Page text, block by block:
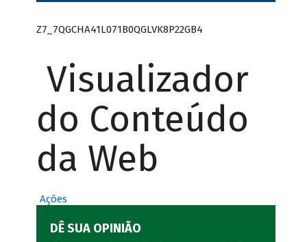
Z7_7QGCHA41L071B0QGLVK8P22GB4
Visualizador
do Conteúdo
da Web
Ações
DÊ SUA OPINIÃO